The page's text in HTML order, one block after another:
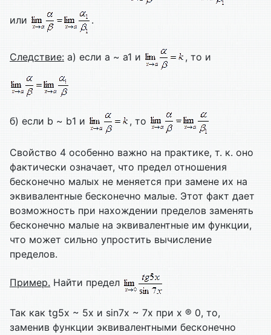
или .
Следствие: а) если a ~ a1 и , то и
б) если b ~ b1 и , то
Свойство 4 особенно важно на практике, т. к. оно
фактически означает, что предел отношения
бесконечно малых не меняется при замене их на
эквивалентные бесконечно малые. Этот факт дает
возможность при нахождении пределов заменять
бесконечно малые на эквивалентные им функции,
что может сильно упростить вычисление
пределов.
Пример. Найти предел
Так как tg5x ~ 5x и sin7x ~ 7x при х ® 0, то,
заменив функции эквивалентными бесконечно